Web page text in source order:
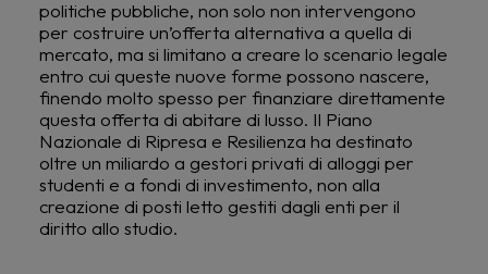
politiche pubbliche, non solo non intervengono
per costruire un’offerta alternativa a quella di
mercato, ma si limitano a creare lo scenario legale
entro cui queste nuove forme possono nascere,
finendo molto spesso per finanziare direttamente
questa offerta di abitare di lusso. Il Piano
Nazionale di Ripresa e Resilienza ha destinato
oltre un miliardo a gestori privati di alloggi per
studenti e a fondi di investimento, non alla
creazione di posti letto gestiti dagli enti per il
diritto allo studio.